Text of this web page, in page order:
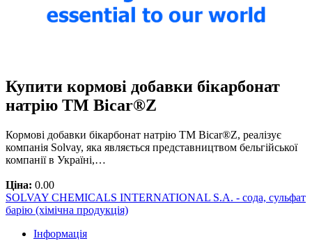
Купити кормові добавки бікарбонат
натрію TM Bicar®Z
Кормові добавки бікарбонат натрію TM Bicar®Z, реалізує
компанія Solvay, яка являється представництвом бельгійської
компанії в Україні,…
Ціна: 0.00
SOLVAY CHEMICALS INTERNATIONAL S.A. - сода, сульфат
барію (хімічна продукція)
Інформація